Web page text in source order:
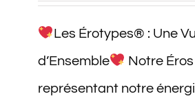
Les Érotypes® : Une
d’Ensemble
Notre
représentant notre